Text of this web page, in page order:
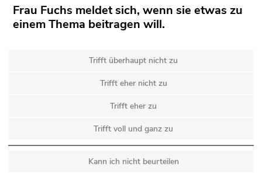
Frau Fuchs meldet sich, wenn sie etwas zu
einem Thema beitragen will.
Trifft überhaupt nicht zu
Trifft eher nicht zu
Trifft eher zu
Trifft voll und ganz zu
Kann ich nicht beurteilen